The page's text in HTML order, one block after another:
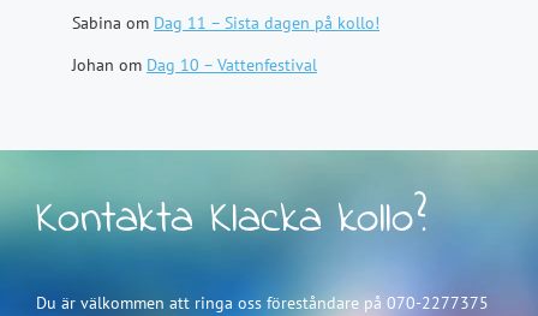
Sabina om Dag 11 – Sista dagen på kollo!
Johan om Dag 10 – Vattenfestival
Kontakta Klacka kollo?
Du är välkommen att ringa oss föreståndare på 070-2277375